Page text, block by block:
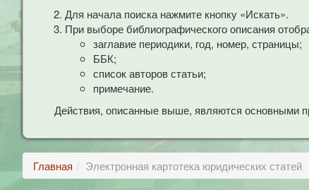
Для начала поиска нажмите кнопку «Искать».
При выборе библиографического описания
заглавие периодики, год, номер, страницы;
ББК;
список авторов статьи;
примечание.
Действия, описанные выше, являются основными
Главная Электронная картотека юридических статей